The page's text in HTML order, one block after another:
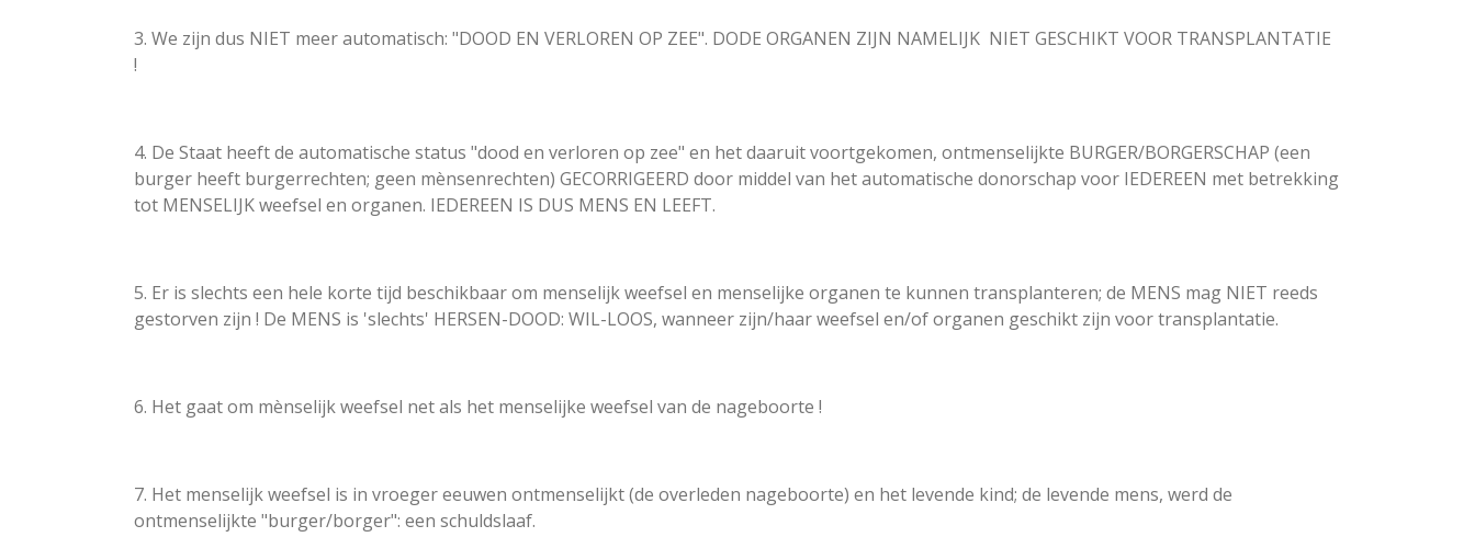
3. We zijn dus NIET meer automatisch: "DOOD EN VERLOREN OP ZEE". DODE ORGANEN ZIJN NAMELIJK NIET GESCHIKT VOOR TRANSPLANTATIE
!
4. De Staat heeft de automatische status "dood en verloren op zee" en het daaruit voortgekomen, ontmenselijkte BURGER/BORGERSCHAP (een
burger heeft burgerrechten; geen mènsenrechten) GECORRIGEERD door middel van het automatische donorschap voor IEDEREEN met betrekking
tot MENSELIJK weefsel en organen. IEDEREEN IS DUS MENS EN LEEFT.
5. Er is slechts een hele korte tijd beschikbaar om menselijk weefsel en menselijke organen te kunnen transplanteren; de MENS mag NIET reeds
gestorven zijn ! De MENS is 'slechts' HERSEN-DOOD: WIL-LOOS, wanneer zijn/haar weefsel en/of organen geschikt zijn voor transplantatie.
6. Het gaat om mènselijk weefsel net als het menselijke weefsel van de nageboorte !
7. Het menselijk weefsel is in vroeger eeuwen ontmenselijkt (de overleden nageboorte) en het levende kind; de levende mens, werd de
ontmenselijkte "burger/borger": een schuldslaaf.